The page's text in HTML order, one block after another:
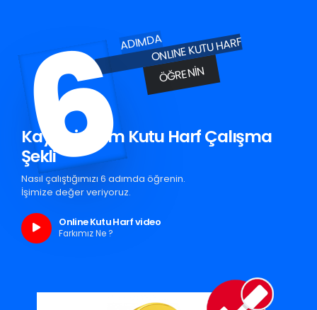
6ADIMDAONLINE KUTU HARF
ÖĞRENIN
Kayseri Krom Kutu Harf Çalışma
Şekli
Nasıl çalıştığımızı 6 adımda öğrenin.
İşimize değer veriyoruz.
Online Kutu Harf video
Farkımız Ne ?